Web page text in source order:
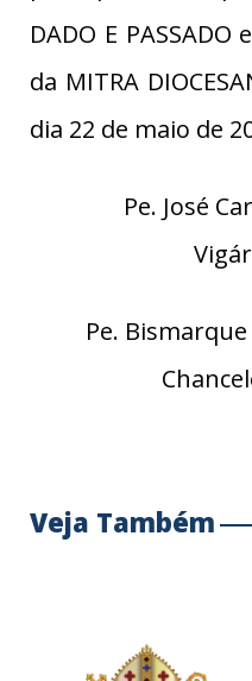
DADO E
da MITRA
dia 22 de maio de
Pe. José
Pe.
Veja Também